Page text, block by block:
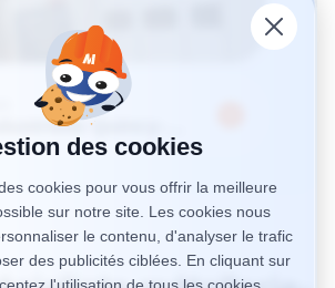
Quincy-
des cookies
cookies pour vous offrir la meilleure
sur notre site. Les cookies nous
le contenu, d'analyser le trafic
des publicités ciblées. En cliquant sur
l'utilisation de tous les cookies.